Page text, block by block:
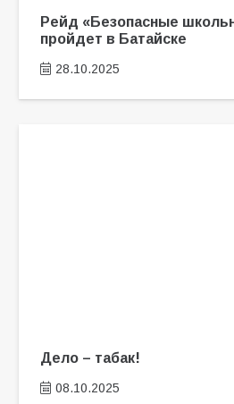
Рейд «Безопасные
пройдет в Батайске
28.10.2025
Дело – табак!
08.10.2025